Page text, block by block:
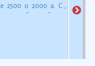
2500 o 2000 a. C.,